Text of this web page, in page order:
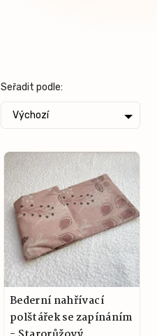
Seřadit podle:
Výchozí
Bederní nahřívací
polštářek se zapínáním